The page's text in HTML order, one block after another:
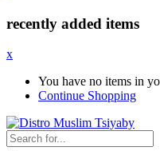
recently added items
x
You have no items in
Continue Shopping